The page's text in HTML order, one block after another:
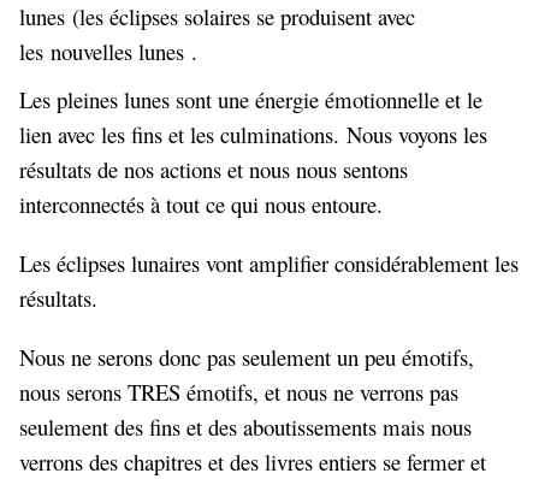
lunes (les éclipses solaires se produisent avec
les nouvelles lunes .
Les pleines lunes sont une énergie émotionnelle et le
lien avec les fins et les culminations. Nous voyons les
résultats de nos actions et nous nous sentons
interconnectés à tout ce qui nous entoure.
Les éclipses lunaires vont amplifier considérablement les
résultats.
Nous ne serons donc pas seulement un peu émotifs,
nous serons TRES émotifs, et nous ne verrons pas
seulement des fins et des aboutissements mais nous
verrons des chapitres et des livres entiers se fermer et